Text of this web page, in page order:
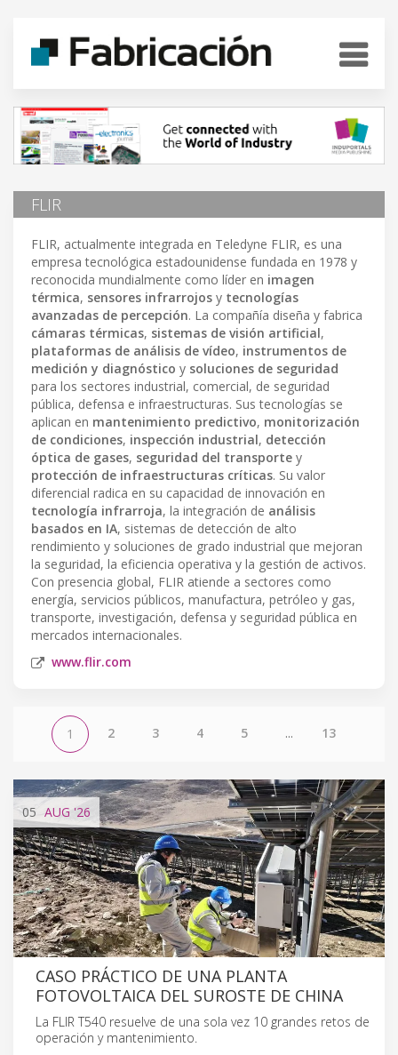
FLIR
FLIR, actualmente integrada en Teledyne FLIR, es una
empresa tecnológica estadounidense fundada en 1978 y
reconocida mundialmente como líder en imagen
térmica, sensores infrarrojos y tecnologías
avanzadas de percepción. La compañía diseña y fabrica
cámaras térmicas, sistemas de visión artificial,
plataformas de análisis de vídeo, instrumentos de
medición y diagnóstico y soluciones de seguridad
para los sectores industrial, comercial, de seguridad
pública, defensa e infraestructuras. Sus tecnologías se
aplican en mantenimiento predictivo, monitorización
de condiciones, inspección industrial, detección
óptica de gases, seguridad del transporte y
protección de infraestructuras críticas. Su valor
diferencial radica en su capacidad de innovación en
tecnología infrarroja, la integración de análisis
basados en IA, sistemas de detección de alto
rendimiento y soluciones de grado industrial que mejoran
la seguridad, la eficiencia operativa y la gestión de activos.
Con presencia global, FLIR atiende a sectores como
energía, servicios públicos, manufactura, petróleo y gas,
transporte, investigación, defensa y seguridad pública en
mercados internacionales.
www.flir.com
1 2 3 4 5 ... 13
05 AUG '26
CASO PRÁCTICO DE UNA PLANTA
FOTOVOLTAICA DEL SUROSTE DE CHINA
La FLIR T540 resuelve de una sola vez 10 grandes retos de
operación y mantenimiento.